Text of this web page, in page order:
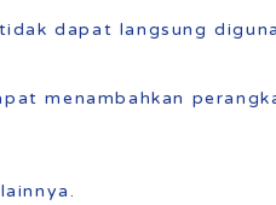
dapat langsung
menambahkan